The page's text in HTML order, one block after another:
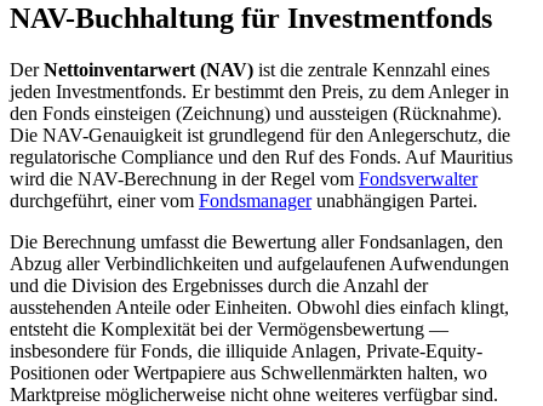
NAV-Buchhaltung für Investmentfonds
DerNettoinventarwert (NAV) ist die zentrale Kennzahl eines
jeden Investmentfonds. Er bestimmt den Preis, zu dem Anleger in
den Fonds einsteigen (Zeichnung) und aussteigen (Rücknahme).
Die NAV-Genauigkeit ist grundlegend für den Anlegerschutz, die
regulatorische Compliance und den Ruf des Fonds. Auf Mauritius
wird die NAV-Berechnung in der Regel vom Fondsverwalter
durchgeführt, einer vom Fondsmanagerunabhängigen Partei.
Die Berechnung umfasst die Bewertung aller Fondsanlagen, den
Abzug aller Verbindlichkeiten und aufgelaufenen Aufwendungen
und die Division des Ergebnisses durch die Anzahl der
ausstehenden Anteile oder Einheiten. Obwohl dies einfach klingt,
entsteht die Komplexität bei der Vermögensbewertung —
insbesondere für Fonds, die illiquide Anlagen, Private-Equity-
Positionen oder Wertpapiere aus Schwellenmärkten halten, wo
Marktpreise möglicherweise nicht ohne weiteres verfügbar sind.